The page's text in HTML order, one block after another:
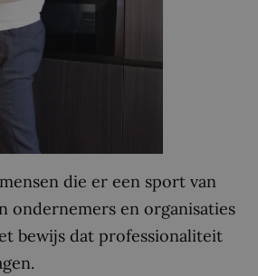
die er een sport van
ondernemers en organisaties
bewijs dat professionaliteit